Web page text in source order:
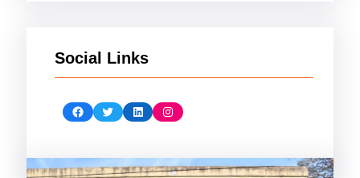
Social Links
Facebook Twitter LinkedIn Instagram